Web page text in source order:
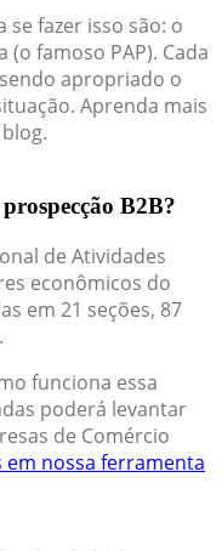
fazer isso são: o
famoso PAP). Cada
apropriado o
Aprenda mais
B2B?
de Atividades
econômicos do
em 21 seções, 87
funciona essa
poderá levantar
de Comércio
em nossa ferramenta